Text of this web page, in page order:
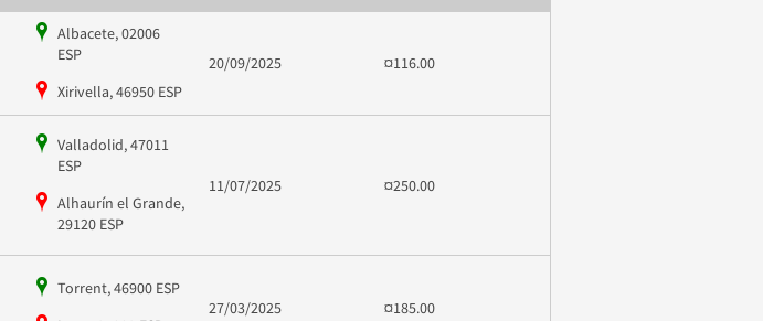
Albacete, 02006
ESP
Xirivella, 46950 ESP
20/09/2025 ¤116.00
Valladolid, 47011
ESP
Alhaurín el Grande,
29120 ESP
11/07/2025 ¤250.00
Torrent, 46900 ESP
27/03/2025 ¤185.00